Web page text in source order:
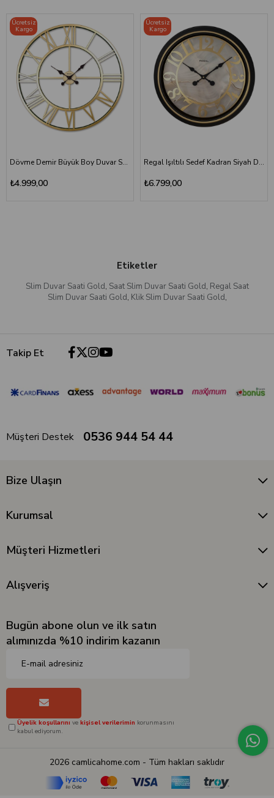
Dövme Demir Büyük Boy Duvar Saati | Gold Metal Romen Rakamlı
₺4.999,00
Ücretsiz
Kargo
Regal Işıltılı Sedef Kadran Siyah Duvar Saati 64 cm - Gold Rakamlı Büyük Boy Lüks Dekoratif Saat
₺6.799,00
Ücretsiz
Kargo
Etiketler
Slim Duvar Saati Gold, Saat Slim Duvar Saati Gold, Regal Saat
Slim Duvar Saati Gold, Klik Slim Duvar Saati Gold,
Takip Et
Müşteri Destek 0536 944 54 44
Bize Ulaşın
Kurumsal
Müşteri Hizmetleri
Alışveriş
Bugün abone olun ve ilk satın
alımınızda %10 indirim kazanın
Üyelik koşullarını ve kişisel verilerimin korunmasını
kabul ediyorum.
2026 camlicahome.com - Tüm hakları saklıdır